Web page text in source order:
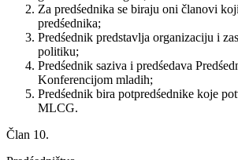
Za predśednika se biraju oni članovi
predśednika;
Predśednik predstavlja organizaciju i
politiku;
Predśednik saziva i predśedava
Konferencijom mladih;
Predśednik bira potpredśednike koje
MLCG.
Član 10.